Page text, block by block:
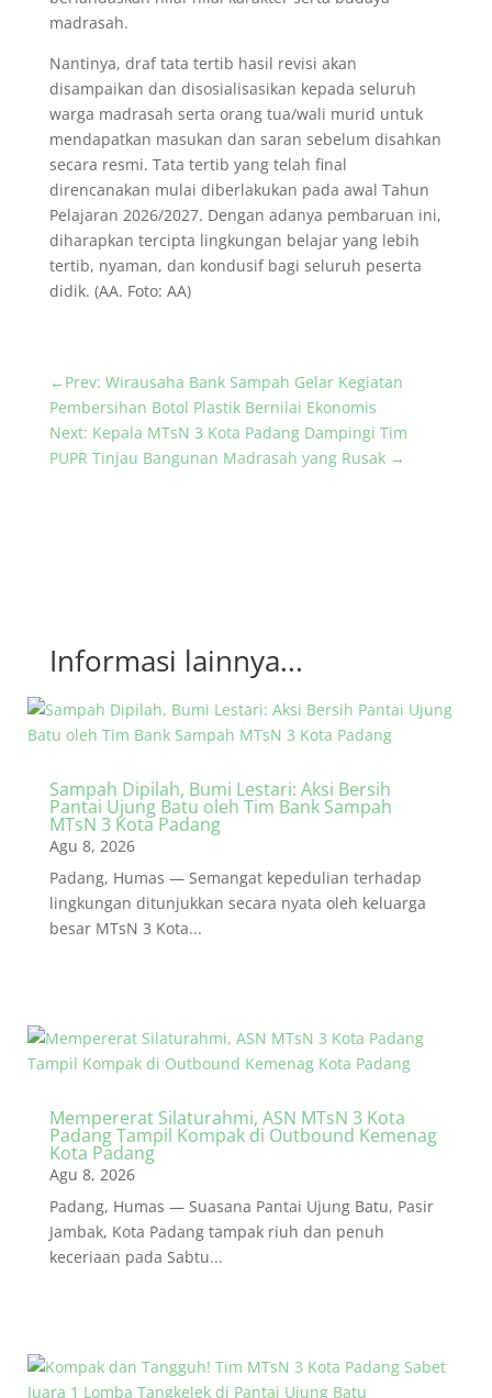
madrasah.
Nantinya, draf tata tertib hasil revisi akan
disampaikan dan disosialisasikan kepada seluruh
warga madrasah serta orang tua/wali murid untuk
mendapatkan masukan dan saran sebelum disahkan
secara resmi. Tata tertib yang telah final
direncanakan mulai diberlakukan pada awal Tahun
Pelajaran 2026/2027. Dengan adanya pembaruan ini,
diharapkan tercipta lingkungan belajar yang lebih
tertib, nyaman, dan kondusif bagi seluruh peserta
didik. (AA. Foto: AA)
← Prev: Wirausaha Bank Sampah Gelar Kegiatan
Pembersihan Botol Plastik Bernilai Ekonomis
Next: Kepala MTsN 3 Kota Padang Dampingi Tim
PUPR Tinjau Bangunan Madrasah yang Rusak→
Informasi lainnya...
Sampah Dipilah, Bumi Lestari: Aksi Bersih
Pantai Ujung Batu oleh Tim Bank Sampah
MTsN 3 Kota Padang
Agu 8, 2026
Padang, Humas — Semangat kepedulian terhadap
lingkungan ditunjukkan secara nyata oleh keluarga
besar MTsN 3 Kota...
Mempererat Silaturahmi, ASN MTsN 3 Kota
Padang Tampil Kompak di Outbound Kemenag
Kota Padang
Agu 8, 2026
Padang, Humas — Suasana Pantai Ujung Batu, Pasir
Jambak, Kota Padang tampak riuh dan penuh
keceriaan pada Sabtu...